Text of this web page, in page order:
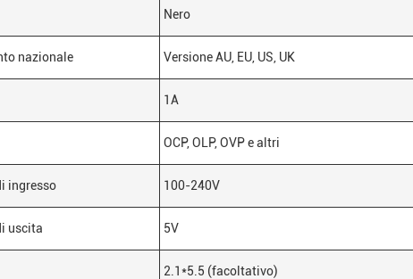
Nero
nazionale Versione AU, EU, US, UK
1A
OCP, OLP, OVP e altri
ingresso 100-240V
uscita 5V
2.1*5.5 (facoltativo)